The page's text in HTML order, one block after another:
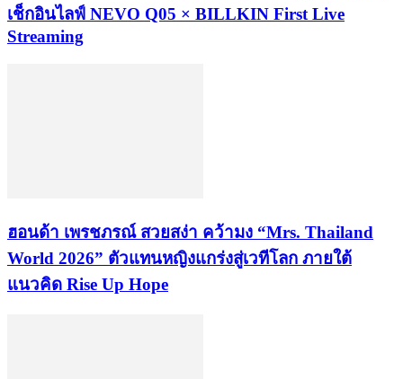
เช็กอินไลฟ์ NEVO Q05 × BILLKIN First Live
Streaming
ฮอนด้า เพรชภรณ์ สวยสง่า คว้ามง “Mrs. Thailand
World 2026” ตัวแทนหญิงแกร่งสู่เวทีโลก ภายใต้
แนวคิด Rise Up Hope